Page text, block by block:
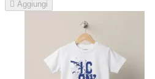
 Aggiungi